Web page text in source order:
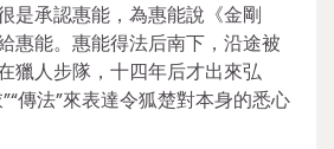
是承認惠能，為惠能說《金剛
惠能。惠能得法后南下，沿途被
獵人步隊，十四年后才出來弘
傳法”來表達令狐楚對本身的悉心